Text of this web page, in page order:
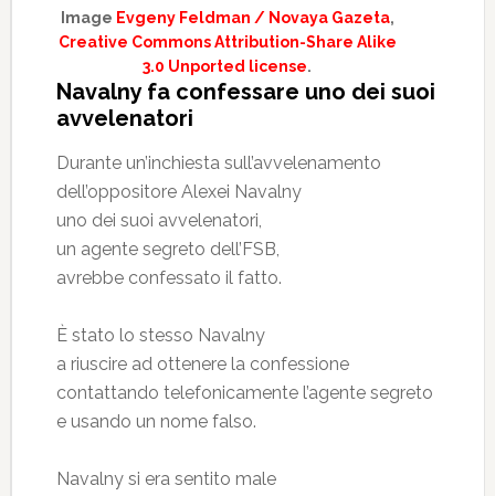
Image Evgeny Feldman / Novaya Gazeta,
Creative Commons Attribution-Share Alike
3.0 Unported license.
Navalny fa confessare uno dei suoi
avvelenatori
Durante un’inchiesta sull’avvelenamento
dell’oppositore Alexei Navalny
uno dei suoi avvelenatori,
un agente segreto dell’FSB,
avrebbe confessato il fatto.
È stato lo stesso Navalny
a riuscire ad ottenere la confessione
contattando telefonicamente l’agente segreto
e usando un nome falso.
Navalny si era sentito male